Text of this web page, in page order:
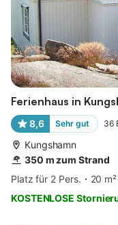
Ferienhaus in
8,6 Sehr gut 36
Kungshamn
350 m zum Strand
Platz für 2 Pers.
20 m²
KOSTENLOSE